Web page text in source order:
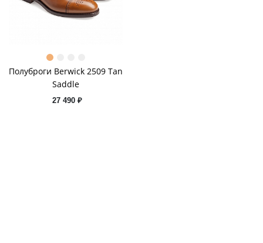
Полуброги Berwick 2509 Tan
Saddle
27 490 ₽